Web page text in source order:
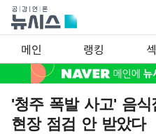
메인 랭킹
'청주 폭발 사고' 음
현장 점검 안 받았다